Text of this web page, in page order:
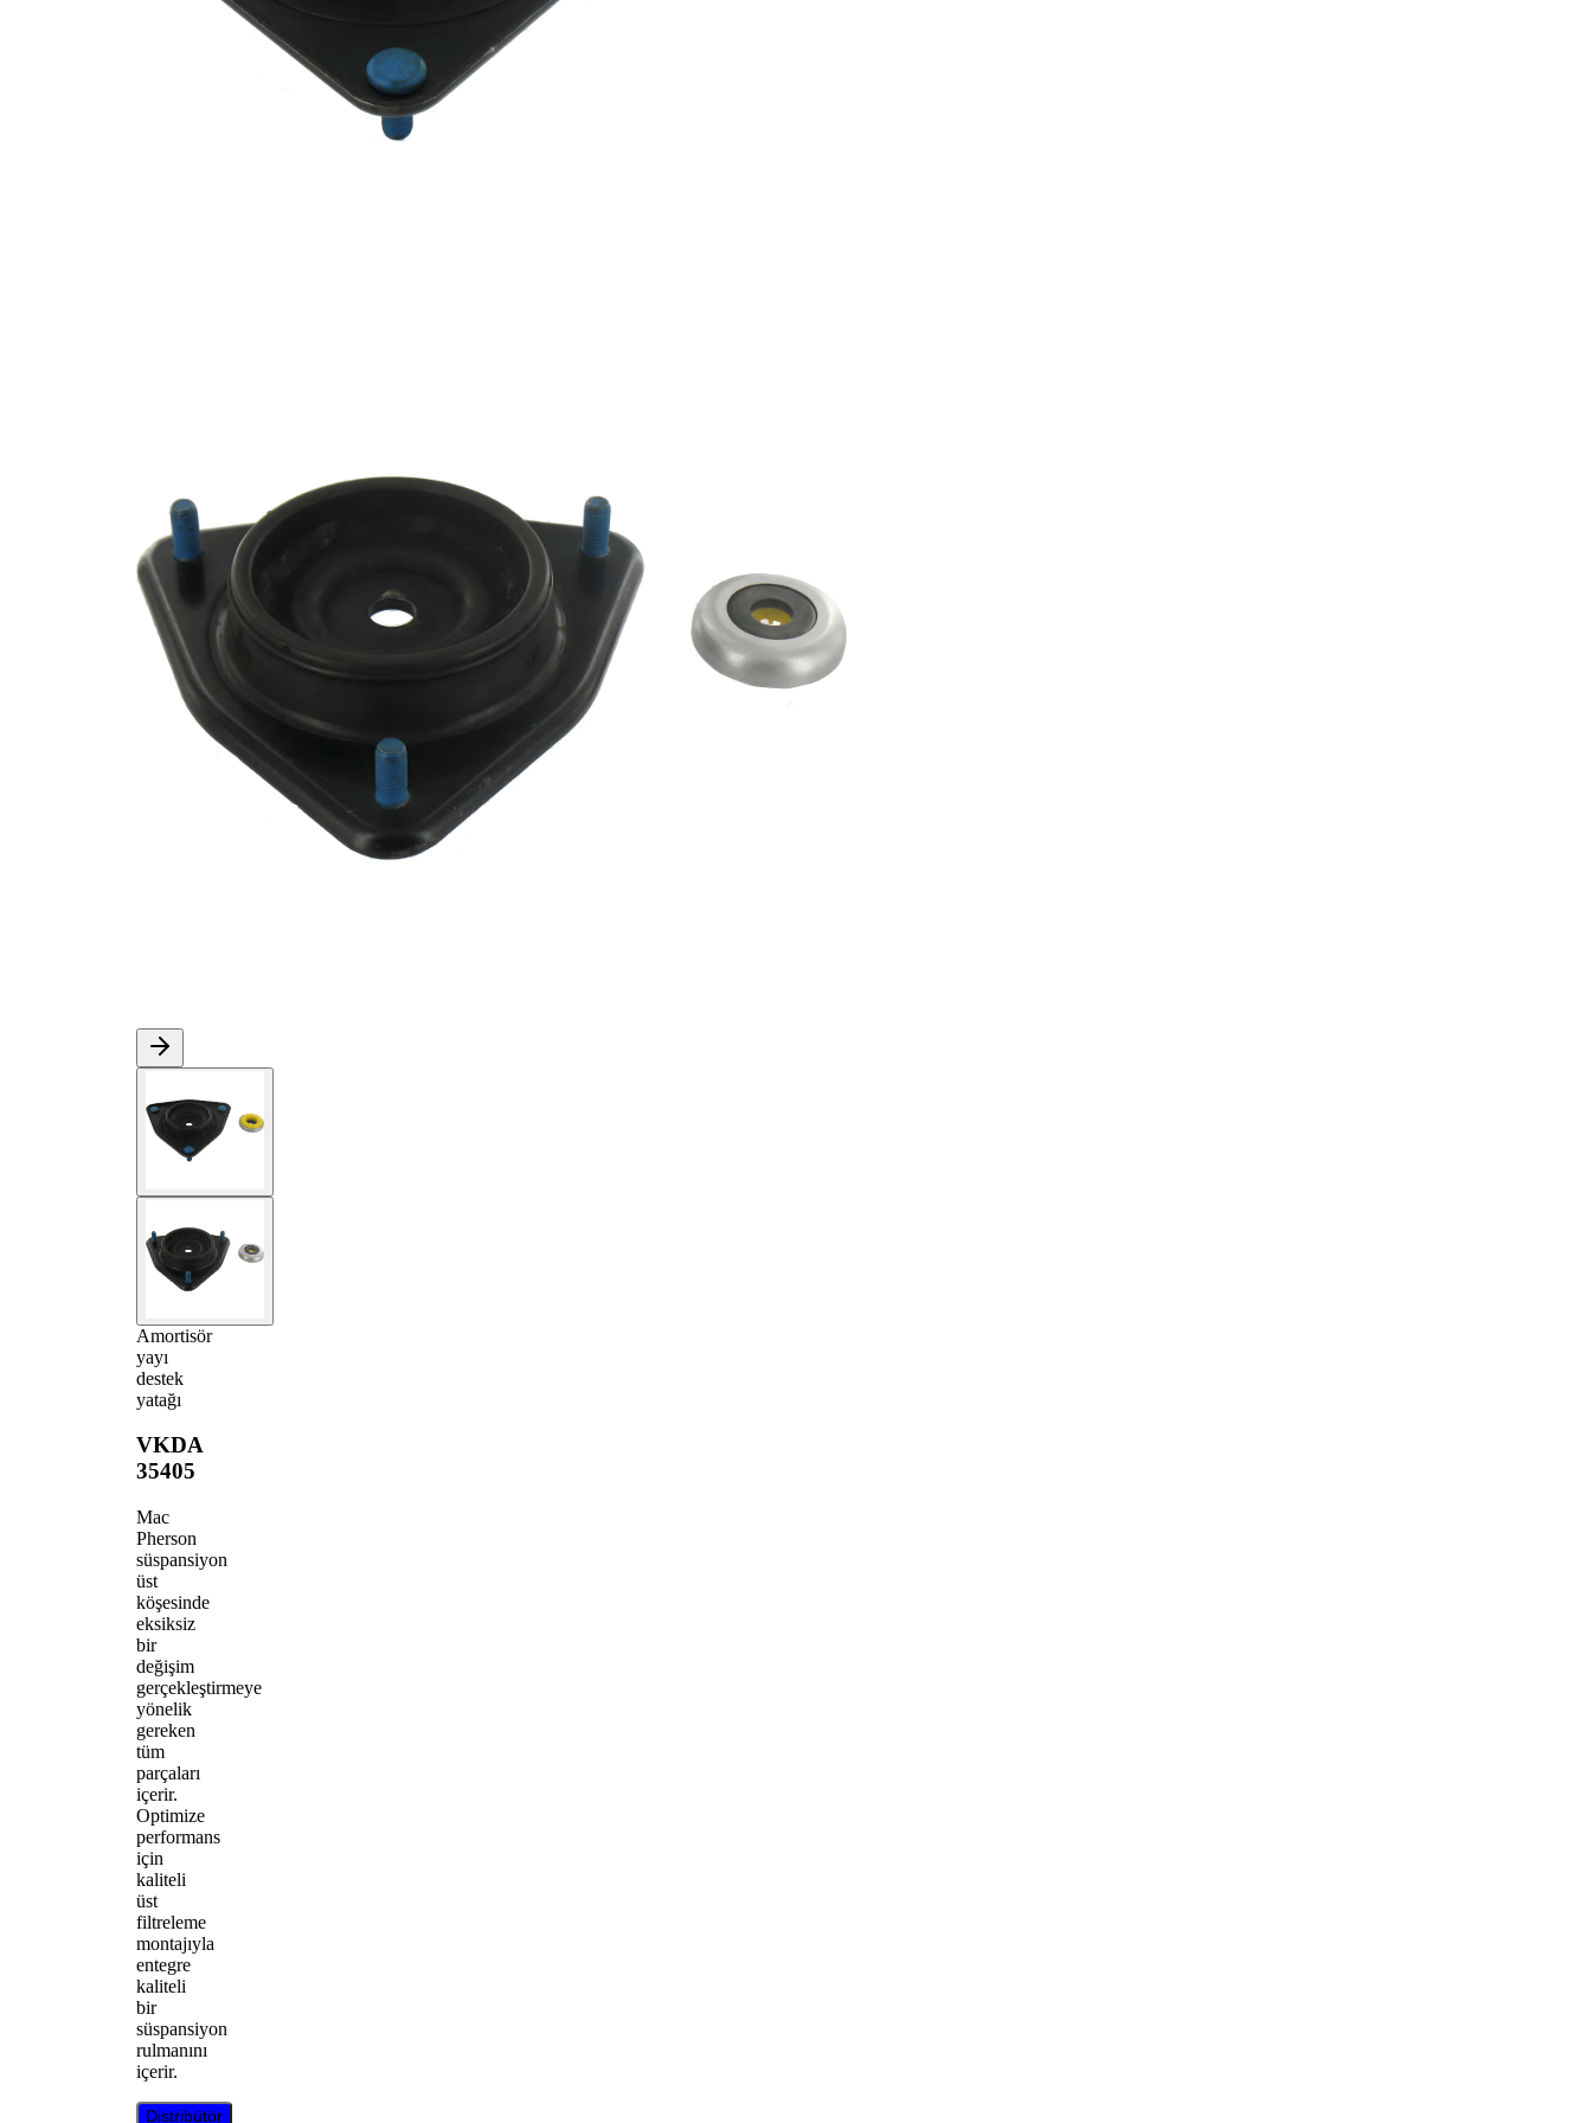
Amortisör
yayı
destek
yatağı
VKDA
35405
Mac
Pherson
süspansiyon
üst
köşesinde
eksiksiz
bir
değişim
gerçekleştirmeye
yönelik
gereken
tüm
parçaları
içerir.
Optimize
performans
için
kaliteli
üst
filtreleme
montajıyla
entegre
kaliteli
bir
süspansiyon
rulmanını
içerir.
Distribütör